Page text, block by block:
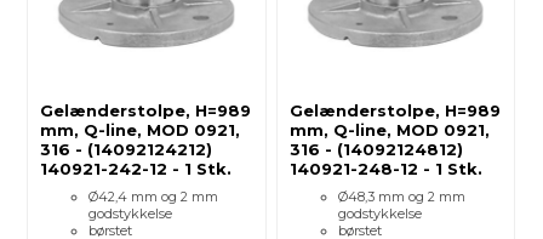
Gelænderstolpe, H=989
mm, Q-line, MOD 0921,
316 - (14092124212)
140921-242-12 - 1 Stk.
Ø42,4 mm og 2 mm
godstykkelse
børstet
Gelænderstolpe, H=989
mm, Q-line, MOD 0921,
316 - (14092124812)
140921-248-12 - 1 Stk.
Ø48,3 mm og 2 mm
godstykkelse
børstet